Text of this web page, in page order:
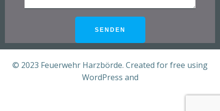
© 2023 Feuerwehr Harzbörde. Created for free using
WordPress and